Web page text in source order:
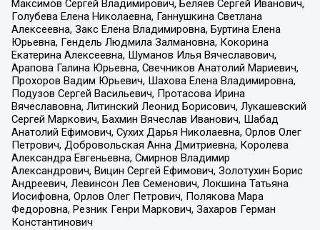
Максимов Сергей Владимирович, Беляев Сергей Иванович,
Голубева Елена Николаевна, Ганнушкина Светлана
Алексеевна, Закс Елена Владимировна, Буртина Елена
Юрьевна, Гендель Людмила Залмановна, Кокорина
Екатерина Алексеевна, Шуманов Илья Вячеславович,
Арапова Галина Юрьевна, Свечников Анатолий Мариевич,
Прохоров Вадим Юрьевич, Шахова Елена Владимировна,
Подузов Сергей Васильевич, Протасова Ирина
Вячеславовна, Литинский Леонид Борисович, Лукашевский
Сергей Маркович, Бахмин Вячеслав Иванович, Шабад
Анатолий Ефимович, Сухих Дарья Николаевна, Орлов Олег
Петрович, Добровольская Анна Дмитриевна, Королева
Александра Евгеньевна, Смирнов Владимир
Александрович, Вицин Сергей Ефимович, Золотухин Борис
Андреевич, Левинсон Лев Семенович, Локшина Татьяна
Иосифовна, Орлов Олег Петрович, Полякова Мара
Федоровна, Резник Генри Маркович, Захаров Герман
Константинович